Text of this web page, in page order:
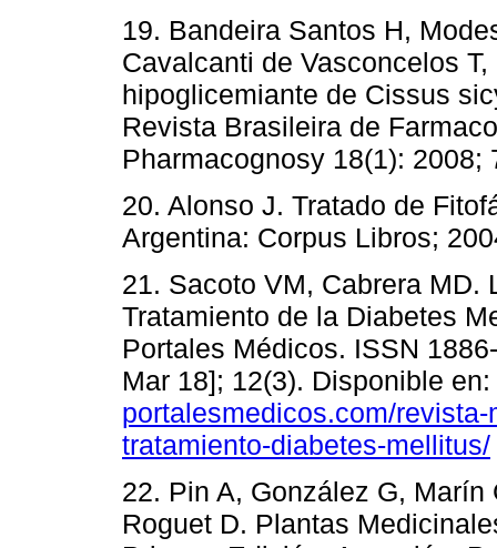
19. Bandeira Santos H,
Cavalcanti de Vasconcelos
hipoglicemiante de Cissus
Revista Brasileira de
Pharmacognosy 18(1): 2008;
20. Alonso J. Tratado de
Argentina: Corpus Libros;
21. Sacoto VM, Cabrera MD.
Tratamiento de la Diabetes
Portales Médicos. ISSN
Mar 18]; 12(3). Disponible
portalesmedicos.com/
tratamiento-diabetes-mellitus/
22. Pin A, González G,
Roguet D. Plantas